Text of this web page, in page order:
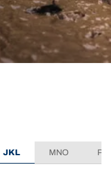
JKL MNO